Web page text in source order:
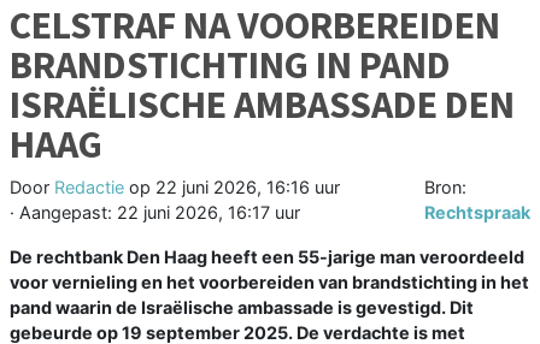
CELSTRAF NA VOORBEREIDEN
BRANDSTICHTING IN PAND
ISRAËLISCHE AMBASSADE DEN
HAAG
Door Redactie op 22 juni 2026, 16:16 uur
· Aangepast: 22 juni 2026, 16:17 uur
Bron:
Rechtspraak
De rechtbank Den Haag heeft een 55-jarige man veroordeeld
voor vernieling en het voorbereiden van brandstichting in het
pand waarin de Israëlische ambassade is gevestigd. Dit
gebeurde op 19 september 2025. De verdachte is met